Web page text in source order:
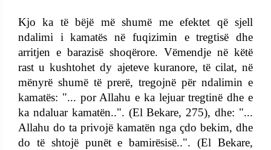
Kjo ka të bëjë më shumë me efektet që sjell
ndalimi i kamatës në fuqizimin e tregtisë dhe
arritjen e barazisë shoqërore. Vëmendje në këtë
rast u kushtohet dy ajeteve kuranore, të cilat, në
mënyrë shumë të prerë, tregojnë për ndalimin e
kamatës: "... por Allahu e ka lejuar tregtinë dhe e
ka ndaluar kamatën..". (El Bekare, 275), dhe: "...
Allahu do ta privojë kamatën nga çdo bekim, dhe
do të shtojë punët e bamirësisë..". (El Bekare,